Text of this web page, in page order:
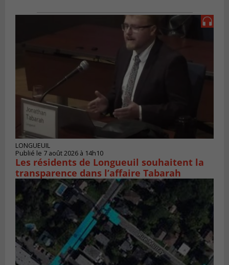
LONGUEUIL
Publié le 7 août 2026 à 14h10
Les résidents de Longueuil souhaitent la
transparence dans l’affaire Tabarah